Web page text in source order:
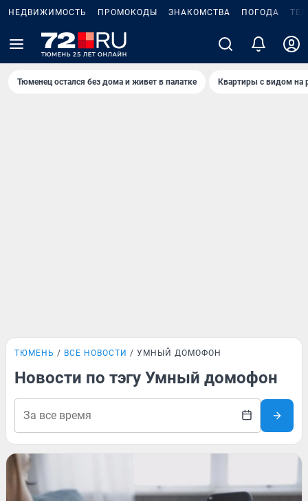
НЕДВИЖИМОСТЬ ПРОМОКОДЫ ЗНАКОМСТВА ПОГОДА
Тюменец остался без дома и живет в палатке Квартиры с видом на
ТЮМЕНЬ ВСЕ НОВОСТИ УМНЫЙ ДОМОФОН
Новости по тэгу Умный домофон